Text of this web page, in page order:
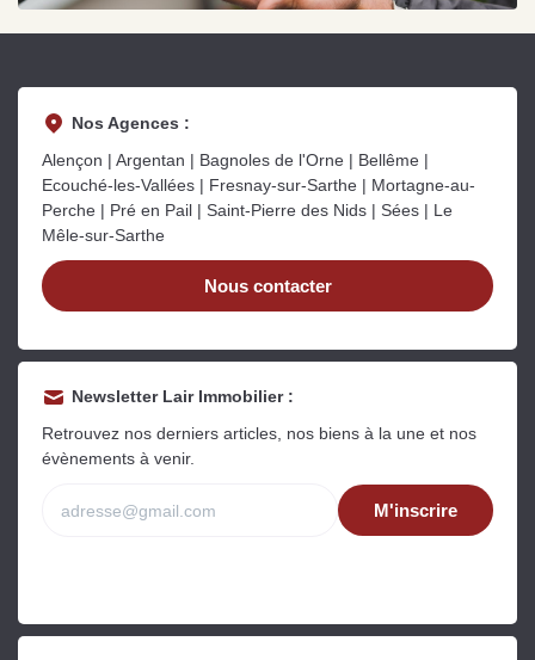
Nos Agences :
Alençon | Argentan | Bagnoles de l'Orne | Bellême |
Ecouché-les-Vallées | Fresnay-sur-Sarthe | Mortagne-au-
Perche | Pré en Pail | Saint-Pierre des Nids | Sées | Le
Mêle-sur-Sarthe
Nous contacter
Newsletter Lair Immobilier :
Retrouvez nos derniers articles, nos biens à la une et nos
évènements à venir.
M'inscrire